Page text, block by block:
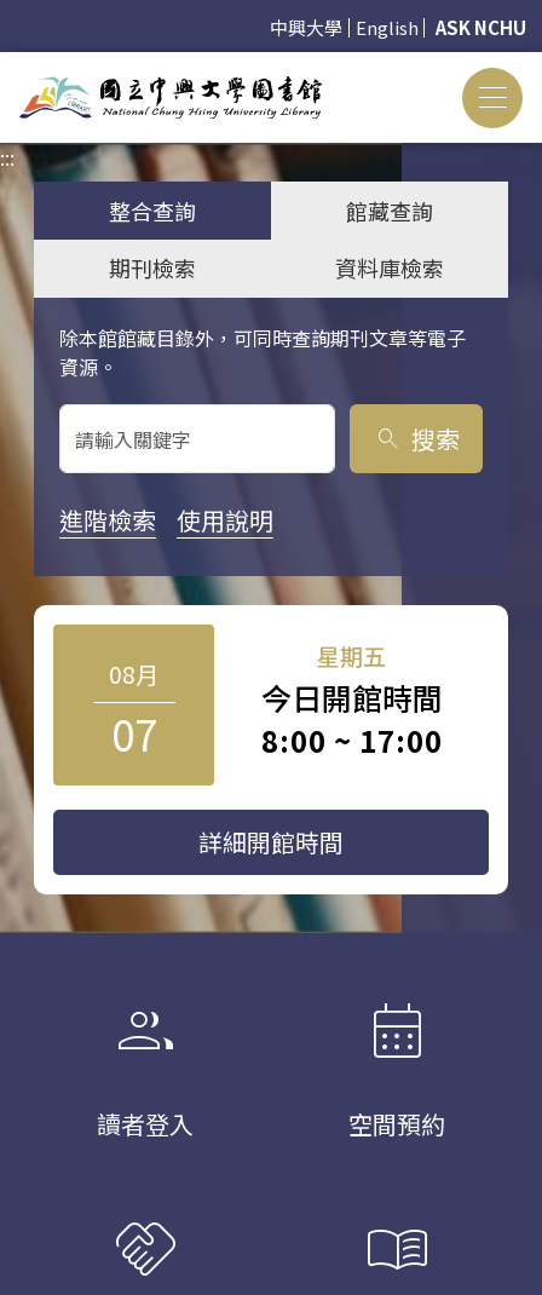
中興大學 English ASK NCHU
:::
整合查詢
館藏查詢
期刊檢索
資料庫檢索
除本館館藏目錄外，可同時查詢期刊文章等電子
資源。
關鍵字搜尋
search 搜索
進階檢索 使用說明
08月
07
星期五
今日開館時間
8:00 ~ 17:00
詳細開館時間
group
讀者登入
calendar_month
空間預約
handshake menu_book